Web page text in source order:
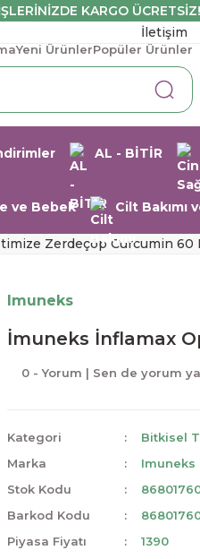
KARGO ÜCRETSİZ!
İletişim
Yeni ÜrünlerPopüler Ürünler
AL - BİTİR
ve Bebek Cilt Bakımı
Zerdeçöp Curcumin 60
Imuneks
İmuneks İnflamax
0 - Yorum | Sen de yorum
Kategori Bitkisel
Marka
Imuneks
Stok Kodu
Barkod Kodu
Piyasa Fiyatı
1390